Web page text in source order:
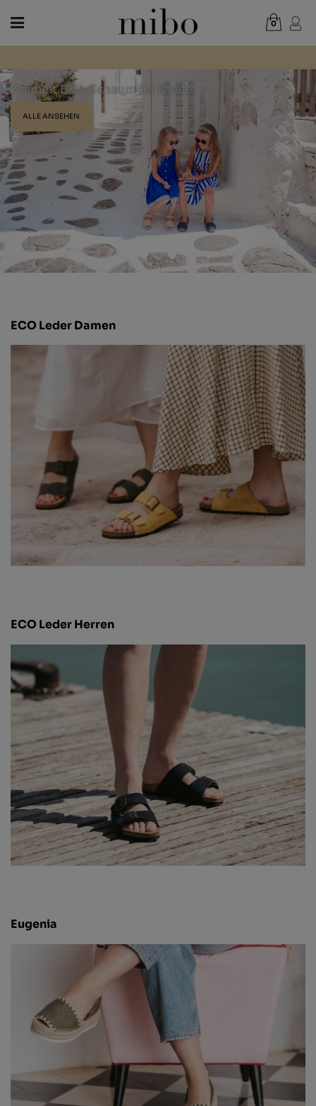
DAMEN
KINDER
NEUHEITEN
GESCHENKGUTSCHEIN
LÄDEN
OUTLET
0
Gesamt: 0,00 €
WARENKORB ANZEIGEN
Neuheit EVA-Schaum für Kinder
ALLE ANSEHEN
ECO Leder Damen
ECO Leder Herren
Eugenia